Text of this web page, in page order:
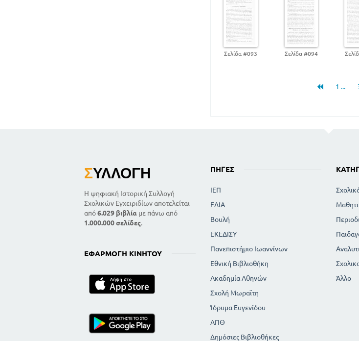
Σελίδα #093 Σελίδα #094
1 ...
ΣΥΛΛΟΓΉ
Η ψηφιακή Ιστορική Συλλογή
Σχολικών Εγχειριδίων αποτελείται
από6.029 βιβλία με πάνω από
1.000.000 σελίδες.
ΕΦΑΡΜΟΓΉ ΚΙΝΗΤΟΎ
ΠΗΓΈΣ
ΙΕΠ
ΕΛΙΑ
Βουλή
ΕΚΕΔΙΣΥ
Πανεπιστήμιο Ιωαννίνων
Εθνική Βιβλιοθήκη
Ακαδημία Αθηνών
Σχολή Μωραϊτη
Ίδρυμα Ευγενίδου
ΑΠΘ
Δημόσιες Βιβλιοθήκες
Άλλο